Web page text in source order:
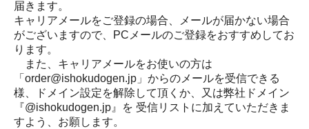
届きます。
キャリアメールをご登録の場合、メールが届かない場合
がございますので、PCメールのご登録をおすすめしてお
ります。
また、キャリアメールをお使いの方は
「order@ishokudogen.jp」からのメールを受信できる
様、ドメイン設定を解除して頂くか、又は弊社ドメイン
『@ishokudogen.jp』を 受信リストに加えていただきま
すよう、お願します。